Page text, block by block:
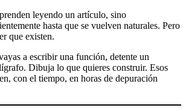
leyendo un artículo, sino
hasta que se vuelven naturales. Pero
que existen.
a escribir una función, detente un
Dibuja lo que quieres construir. Esos
con el tiempo, en horas de depuración